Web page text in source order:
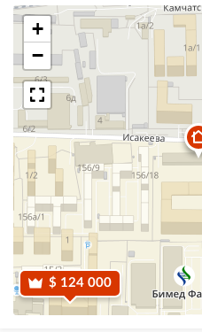
$ 124 000
+
−